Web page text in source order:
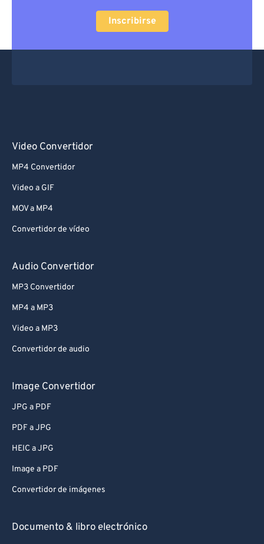
Inscribirse
Video Convertidor
MP4 Convertidor
Video a GIF
MOV a MP4
Convertidor de vídeo
Audio Convertidor
MP3 Convertidor
MP4 a MP3
Video a MP3
Convertidor de audio
Image Convertidor
JPG a PDF
PDF a JPG
HEIC a JPG
Image a PDF
Convertidor de imágenes
Documento & libro electrónico